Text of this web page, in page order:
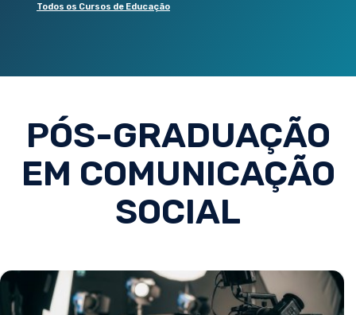
Todos os Cursos de Educação
PÓS-GRADUAÇÃO
EM COMUNICAÇÃO
SOCIAL